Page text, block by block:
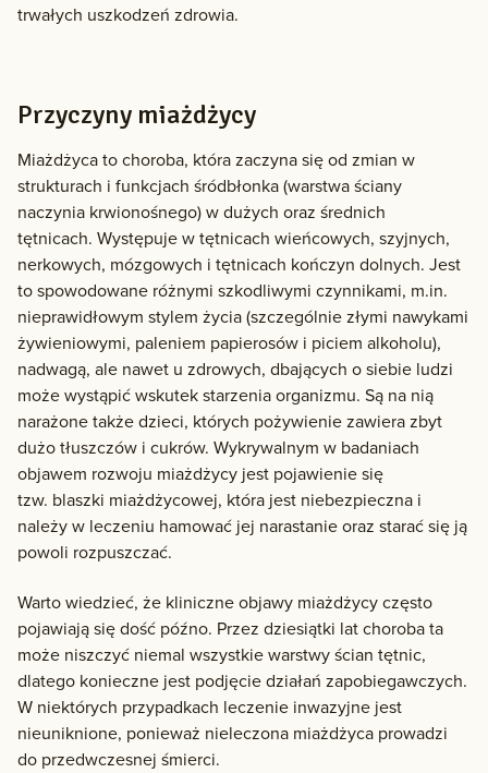
trwałych uszkodzeń zdrowia.
Przyczyny miażdżycy
Miażdżyca to choroba, która zaczyna się od zmian w
strukturach i funkcjach śródbłonka (warstwa ściany
naczynia krwionośnego) w dużych oraz średnich
tętnicach. Występuje w tętnicach wieńcowych, szyjnych,
nerkowych, mózgowych i tętnicach kończyn dolnych. Jest
to spowodowane różnymi szkodliwymi czynnikami, m.in.
nieprawidłowym stylem życia (szczególnie złymi nawykami
żywieniowymi, paleniem papierosów i piciem alkoholu),
nadwagą, ale nawet u zdrowych, dbających o siebie ludzi
może wystąpić wskutek starzenia organizmu. Są na nią
narażone także dzieci, których pożywienie zawiera zbyt
dużo tłuszczów i cukrów. Wykrywalnym w badaniach
objawem rozwoju miażdżycy jest pojawienie się
tzw. blaszki miażdżycowej, która jest niebezpieczna i
należy w leczeniu hamować jej narastanie oraz starać się ją
powoli rozpuszczać.
Warto wiedzieć, że kliniczne objawy miażdżycy często
pojawiają się dość późno. Przez dziesiątki lat choroba ta
może niszczyć niemal wszystkie warstwy ścian tętnic,
dlatego konieczne jest podjęcie działań zapobiegawczych.
W niektórych przypadkach leczenie inwazyjne jest
nieuniknione, ponieważ nieleczona miażdżyca prowadzi
do przedwczesnej śmierci.